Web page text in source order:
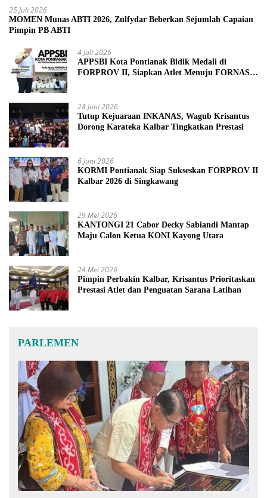
25 Juli 2026
MOMEN Munas ABTI 2026, Zulfydar Beberkan Sejumlah Capaian
Pimpin PB ABTI
4 Juli 2026
APPSBI Kota Pontianak Bidik Medali di
FORPROV II, Siapkan Atlet Menuju FORNAS
28 Juni 2026
Tutup Kejuaraan INKANAS, Wagub Krisantus
Dorong Karateka Kalbar Tingkatkan Prestasi
6 Juni 2026
KORMI Pontianak Siap Sukseskan FORPROV II
Kalbar 2026 di Singkawang
29 Mei 2026
KANTONGI 21 Cabor Decky Sabiandi Mantap
Maju Calon Ketua KONI Kayong Utara
24 Mei 2026
Pimpin Perbakin Kalbar, Krisantus Prioritaskan
Prestasi Atlet dan Penguatan Sarana Latihan
PARLEMEN